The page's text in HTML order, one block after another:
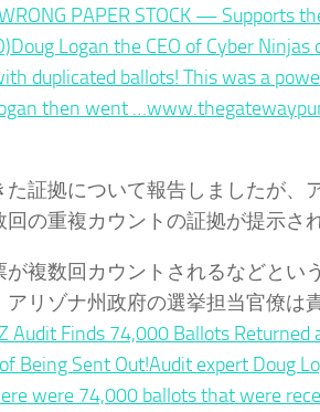
PAPER STOCK — Supports
Logan the CEO of Cyber
duplicated ballots! This was a
then went
証拠について報告しましたが、
の重複カウントの証拠が提示さ
複数回カウントされるなどとい
リゾナ州政府の選挙担当官僚は
Audit Finds 74,000 Ballots Returned
Being Sent Out!Audit expert Doug
were 74,000 ballots that were